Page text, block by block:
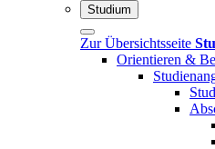
Studium
Zur Übersichtsseite
Orientieren &